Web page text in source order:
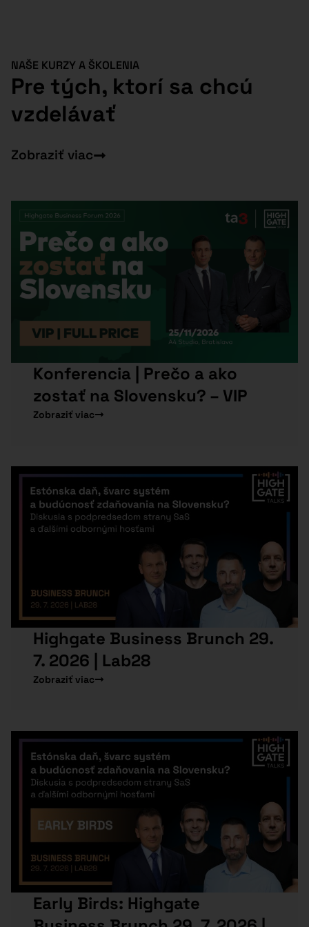
NAŠE KURZY A ŠKOLENIA
Pre tých, ktorí sa chcú
vzdelávať
Zobraziť viac
Konferencia | Prečo a ako
zostať na Slovensku? – VIP
Zobraziť viac
Highgate Business Brunch 29.
7. 2026 | Lab28
Zobraziť viac
Early Birds: Highgate